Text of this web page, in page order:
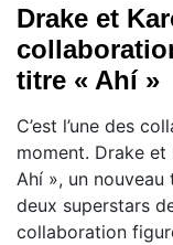
Drake et
titre « Ahí »
C’est l’une des
moment. Drake et
Ahí », un
deux superstars
collaboration